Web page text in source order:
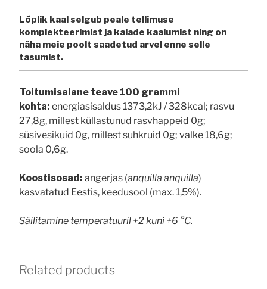
Lõplik kaal selgub peale tellimuse
komplekteerimist ja kalade kaalumist ning on
näha meie poolt saadetud arvel enne selle
tasumist.
Toitumisalane teave 100 grammi
kohta: energiasisaldus 1373,2kJ / 328kcal; rasvu
27,8g, millest küllastunud rasvhappeid 0g;
süsivesikuid 0g, millest suhkruid 0g; valke 18,6g;
soola 0,6g.
Koostisosad: angerjas (anquilla anquilla)
kasvatatud Eestis, keedusool (max. 1,5%).
Säilitamine temperatuuril +2 kuni +6 °C.
Related products